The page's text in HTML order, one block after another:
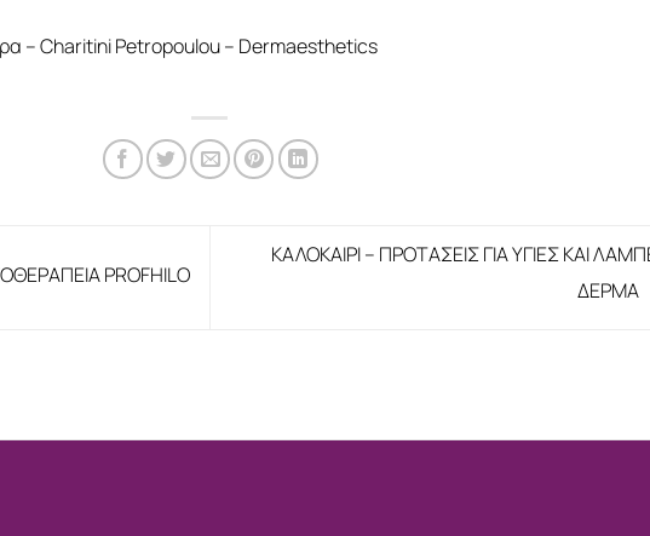
– Charitini Petropoulou – Dermaesthetics
PROFHILO
ΚΑΛΟΚΑΙΡΙ – ΠΡΟΤΑΣΕΙΣ ΓΙΑ ΥΓΙΕΣ ΚΑΙ
ΔΕΡΜΑ